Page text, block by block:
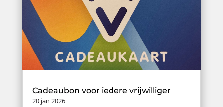
Cadeaubon voor iedere vrijwilliger
20 jan 2026